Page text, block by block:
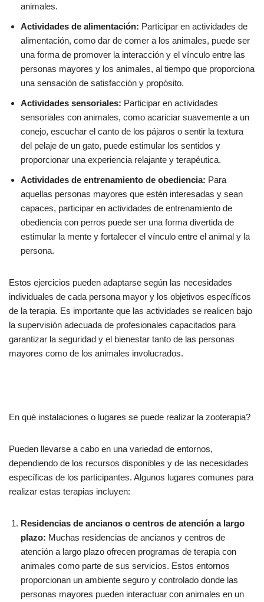
animales.
Actividades de alimentación: Participar en actividades de
alimentación, como dar de comer a los animales, puede ser
una forma de promover la interacción y el vínculo entre las
personas mayores y los animales, al tiempo que proporciona
una sensación de satisfacción y propósito.
Actividades sensoriales: Participar en actividades
sensoriales con animales, como acariciar suavemente a un
conejo, escuchar el canto de los pájaros o sentir la textura
del pelaje de un gato, puede estimular los sentidos y
proporcionar una experiencia relajante y terapéutica.
Actividades de entrenamiento de obediencia: Para
aquellas personas mayores que estén interesadas y sean
capaces, participar en actividades de entrenamiento de
obediencia con perros puede ser una forma divertida de
estimular la mente y fortalecer el vínculo entre el animal y la
persona.
Estos ejercicios pueden adaptarse según las necesidades
individuales de cada persona mayor y los objetivos específicos
de la terapia. Es importante que las actividades se realicen bajo
la supervisión adecuada de profesionales capacitados para
garantizar la seguridad y el bienestar tanto de las personas
mayores como de los animales involucrados.
En qué instalaciones o lugares se puede realizar la zooterapia?
Pueden llevarse a cabo en una variedad de entornos,
dependiendo de los recursos disponibles y de las necesidades
específicas de los participantes. Algunos lugares comunes para
realizar estas terapias incluyen:
Residencias de ancianos o centros de atención a largo
plazo: Muchas residencias de ancianos y centros de
atención a largo plazo ofrecen programas de terapia con
animales como parte de sus servicios. Estos entornos
proporcionan un ambiente seguro y controlado donde las
personas mayores pueden interactuar con animales en un